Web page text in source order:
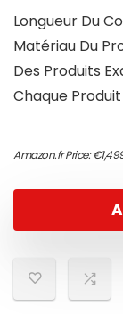
Longueur Du
Matériau Du
Des Produits
Chaque
Amazon.fr Price:€